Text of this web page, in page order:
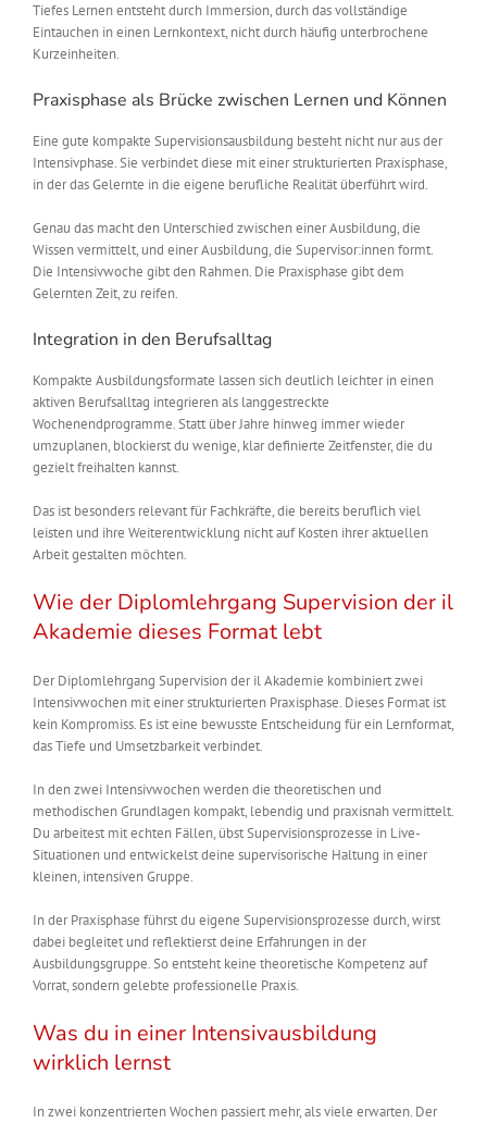
Tiefes Lernen entsteht durch Immersion, durch das vollständige
Eintauchen in einen Lernkontext, nicht durch häufig unterbrochene
Kurzeinheiten.
Praxisphase als Brücke zwischen Lernen und Können
Eine gute kompakte Supervisionsausbildung besteht nicht nur aus der
Intensivphase. Sie verbindet diese mit einer strukturierten Praxisphase,
in der das Gelernte in die eigene berufliche Realität überführt wird.
Genau das macht den Unterschied zwischen einer Ausbildung, die
Wissen vermittelt, und einer Ausbildung, die Supervisor:innen formt.
Die Intensivwoche gibt den Rahmen. Die Praxisphase gibt dem
Gelernten Zeit, zu reifen.
Integration in den Berufsalltag
Kompakte Ausbildungsformate lassen sich deutlich leichter in einen
aktiven Berufsalltag integrieren als langgestreckte
Wochenendprogramme. Statt über Jahre hinweg immer wieder
umzuplanen, blockierst du wenige, klar definierte Zeitfenster, die du
gezielt freihalten kannst.
Das ist besonders relevant für Fachkräfte, die bereits beruflich viel
leisten und ihre Weiterentwicklung nicht auf Kosten ihrer aktuellen
Arbeit gestalten möchten.
Wie der Diplomlehrgang Supervision der il
Akademie dieses Format lebt
Der Diplomlehrgang Supervision der il Akademie kombiniert zwei
Intensivwochen mit einer strukturierten Praxisphase. Dieses Format ist
kein Kompromiss. Es ist eine bewusste Entscheidung für ein Lernformat,
das Tiefe und Umsetzbarkeit verbindet.
In den zwei Intensivwochen werden die theoretischen und
methodischen Grundlagen kompakt, lebendig und praxisnah vermittelt.
Du arbeitest mit echten Fällen, übst Supervisionsprozesse in Live-
Situationen und entwickelst deine supervisorische Haltung in einer
kleinen, intensiven Gruppe.
In der Praxisphase führst du eigene Supervisionsprozesse durch, wirst
dabei begleitet und reflektierst deine Erfahrungen in der
Ausbildungsgruppe. So entsteht keine theoretische Kompetenz auf
Vorrat, sondern gelebte professionelle Praxis.
Was du in einer Intensivausbildung
wirklich lernst
In zwei konzentrierten Wochen passiert mehr, als viele erwarten. Der